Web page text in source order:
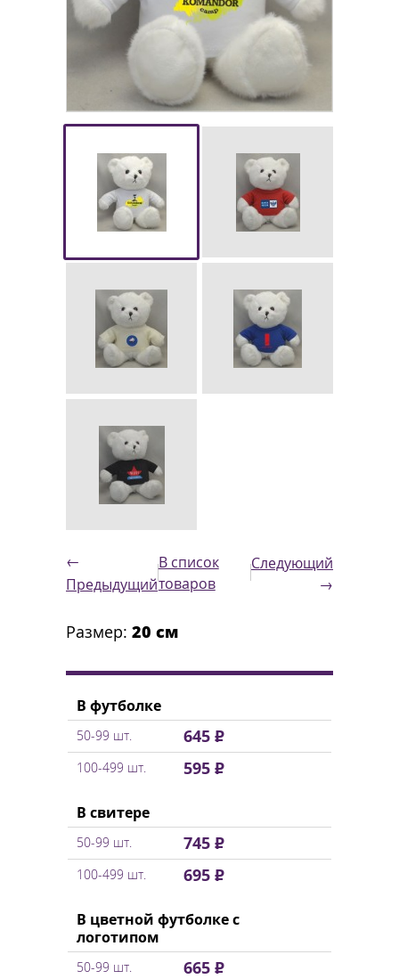
←
Предыдущий
В список
товаров
Следующий
→
Размер: 20 см
В футболке
50-99 шт. 645 ₽
100-499 шт. 595 ₽
В свитере
50-99 шт. 745 ₽
100-499 шт. 695 ₽
В цветной футболке с
логотипом
50-99 шт. 665 ₽